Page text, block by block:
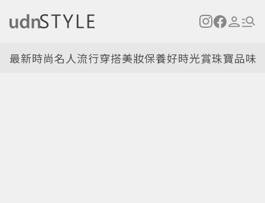
最新時尚名人流行穿搭美妝保養好時光賞珠寶品味